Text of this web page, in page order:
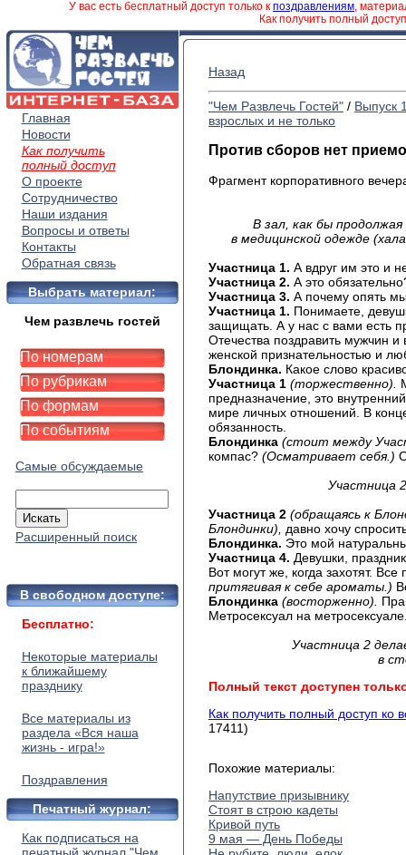
У вас есть бесплатный доступ только к поздравлениям,
Как получить полный
Главная
Новости
Как получить
полный доступ
О проекте
Сотрудничество
Наши издания
Вопросы и ответы
Контакты
Обратная связь
Выбрать материал:
Чем развлечь гостей
По номерам
По рубрикам
По формам
По событиям
Самые обсуждаемые
Расширенный поиск
В свободном доступе:
Бесплатно:
Некоторые материалы
к ближайшему
празднику
Все материалы из
раздела «Вся наша
жизнь - игра!»
Поздравления
Печатный журнал:
Как подписаться на
Назад
"Чем Развлечь Гостей" / Выпуск
взрослых и не только
Против сборов нет
Фрагмент корпоративного
В зал, как бы
в медицинской одежде
Участница 1. А вдруг им это и
Участница 2. А это
Участница 3. А почему опять
Участница 1. Понимаете,
защищать. А у нас с вами есть
Отечества поздравить мужчин
женской признательностью и
Блондинка. Какое слово
Участница 1 (торжественно).
предназначение, это
мире личных отношений. В
обязанность.
Блондинка (стоит между
компас? (Осматривает себя.)
Участница
Участница 2 (обращаясь к
Блондинки),
давно хочу
Блондинка. Это мой
Участница 4. Девушки,
Вот могут же, когда захотят.
притягивая к себе ароматы.)
Блондинка (восторженно).
Метросексуал на
Участница 2
в
Полный текст доступен
Как получить полный доступ ко
17411)
Похожие материалы:
Напутствие призывнику
Стоят в строю кадеты
Кривой путь
9 мая — День Победы